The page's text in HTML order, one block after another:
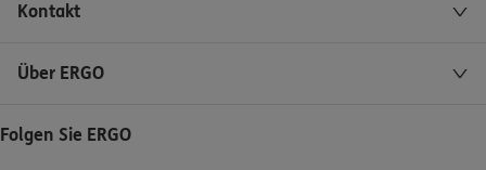
Kontakt
Über ERGO
Folgen Sie ERGO